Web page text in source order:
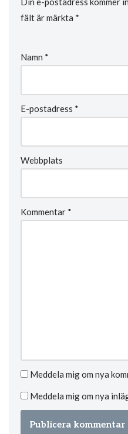
fält är märkta *
Namn *
E-postadress *
Webbplats
Kommentar *
Meddela mig om nya
Meddela mig om nya